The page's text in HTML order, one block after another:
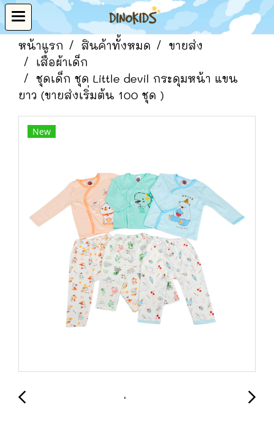
หน้าแรก สินค้าทั้งหมด
ขายส่ง
เสื้อผ้าเด็ก
ชุดเด็ก ชุด Little devil กระดุมหน้า แขน
ยาว (ขายส่งเริ่มต้น 100 ชุด )
New